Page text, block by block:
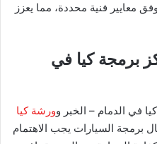
معايير فنية محددة، مما يعزز
برمجة كيا في
في الدمام – الخبر وورشة كيا
برمجة السيارات يجب الاهتمام